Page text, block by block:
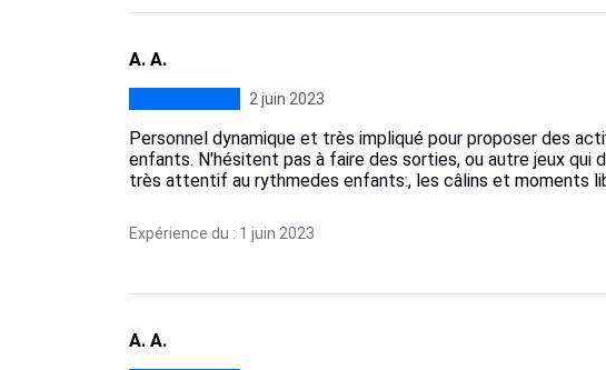
A. A.
2 juin 2023
Personnel dynamique et très impliqué pour proposer des
enfants. N'hésitent pas à faire des sorties, ou autre jeux qui
très attentif au rythmedes enfants:, les câlins et moments
Expérience du : 1 juin 2023
A. A.